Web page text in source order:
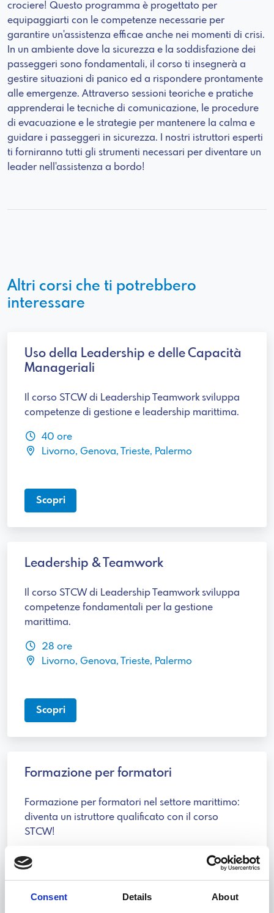
Consent Details About
crociere! Questo programma è progettato per
equipaggiarti con le competenze necessarie per
garantire un'assistenza efficae anche nei momenti di crisi.
In un ambiente dove la sicurezza e la soddisfazione dei
passeggeri sono fondamentali, il corso ti insegnerà a
gestire situazioni di panico ed a rispondere prontamente
alle emergenze. Attraverso sessioni teoriche e pratiche
apprenderai le tecniche di comunicazione, le procedure
di evacuazione e le strategie per mantenere la calma e
guidare i passeggeri in sicurezza. I nostri istruttori esperti
ti forniranno tutti gli strumenti necessari per diventare un
leader nell'assistenza a bordo!
Altri corsi che ti potrebbero
interessare
Uso della Leadership e delle Capacità
Manageriali
Il corso STCW di Leadership Teamwork sviluppa
competenze di gestione e leadership marittima.
40 ore
Livorno, Genova, Trieste, Palermo
Scopri
Leadership & Teamwork
Il corso STCW di Leadership Teamwork sviluppa
competenze fondamentali per la gestione
marittima.
28 ore
Livorno, Genova, Trieste, Palermo
Scopri
Formazione per formatori
Formazione per formatori nel settore marittimo:
diventa un istruttore qualificato con il corso
STCW!